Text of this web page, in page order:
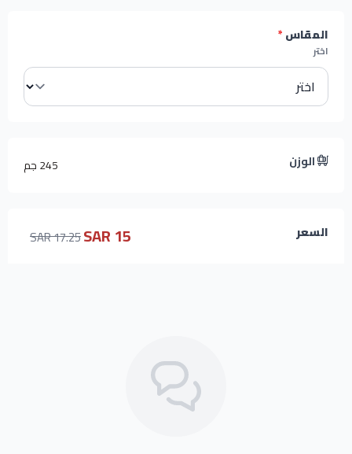
المقاس*
اختر
الوزن 245 جم
السعر 15 SAR
17.25 SAR